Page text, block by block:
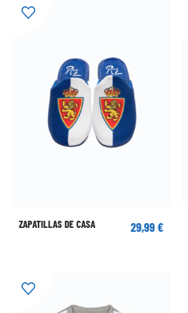
ZAPATILLAS DE CASA 29,99 €